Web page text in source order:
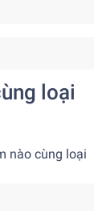
loại
nào cùng loại